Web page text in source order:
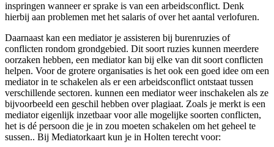
inspringen wanneer er sprake is van een arbeidsconflict. Denk
hierbij aan problemen met het salaris of over het aantal verlofuren.
Daarnaast kan een mediator je assisteren bij burenruzies of
conflicten rondom grondgebied. Dit soort ruzies kunnen meerdere
oorzaken hebben, een mediator kan bij elke van dit soort conflicten
helpen. Voor de grotere organisaties is het ook een goed idee om een
mediator in te schakelen als er een arbeidsconflict ontstaat tussen
verschillende sectoren. kunnen een mediator weer inschakelen als ze
bijvoorbeeld een geschil hebben over plagiaat. Zoals je merkt is een
mediator eigenlijk inzetbaar voor alle mogelijke soorten conflicten,
het is dé persoon die je in zou moeten schakelen om het geheel te
sussen.. Bij Mediatorkaart kun je in Holten terecht voor: